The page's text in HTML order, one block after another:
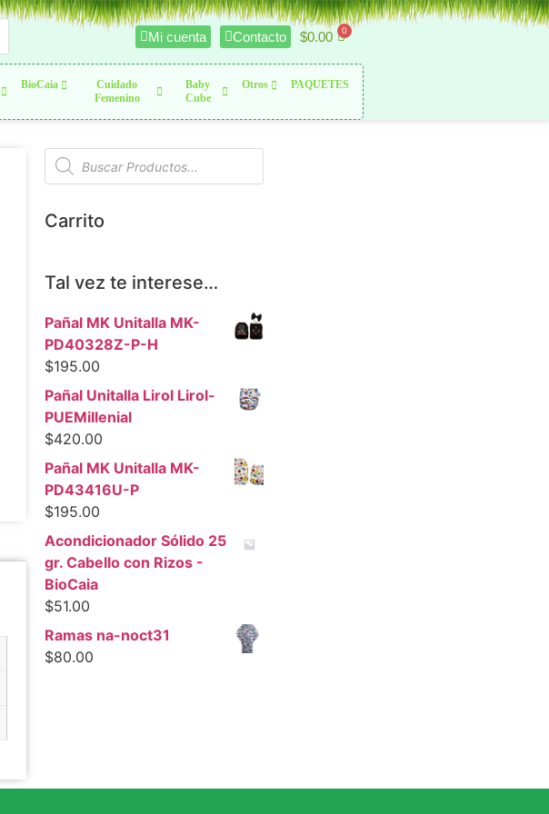
Mi cuenta Contacto $0.00
BioCaia
Cuidado
Femenino
Baby
Cube
Otros PAQUETES
Carrito
Tal vez te interese…
Pañal MK Unitalla MK-
PD40328Z-P-H
$195.00
Pañal Unitalla Lirol Lirol-
PUEMillenial
$420.00
Pañal MK Unitalla MK-
PD43416U-P
$195.00
Acondicionador Sólido 25
gr. Cabello con Rizos -
BioCaia
$51.00
Ramas na-noct31
$80.00